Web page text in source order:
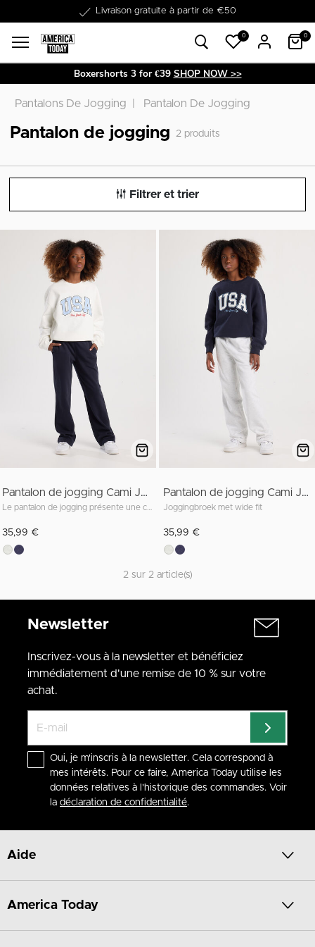
Livraison gratuite à partir de €50
0 0
Boxershorts 3 for €39 SHOP NOW >>
Pantalons De Jogging Pantalon De Jogging
Pantalon de jogging 2 produits
Filtrer et trier
Pantalon de jogging Cami JR
35,99 €
Pantalon de jogging Cami JR
Joggingbroek met wide fit
35,99 €
2 sur 2 article(s)
Newsletter
Inscrivez-vous à la newsletter et bénéficiez
immédiatement d'une remise de 10 % sur votre
achat.
Oui, je m'inscris à la newsletter. Cela correspond à
mes intérêts. Pour ce faire, America Today utilise les
données relatives à l'historique des commandes. Voir
la déclaration de confidentialité.
Aide
America Today